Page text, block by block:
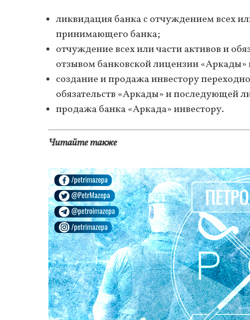
ликвидация банка с отчуждением всех
принимающего банка;
отчуждение всех или части активов и
отзывом банковской лицензии
создание и продажа инвестору
обязательств «Аркады» и последующей
продажа банка «Аркада» инвестору.
Читайте также